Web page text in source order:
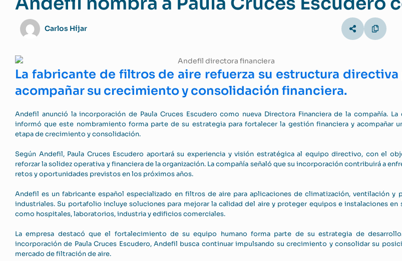
Carlos Híjar
La fabricante de filtros de aire refuerza su estructura directiva
acompañar su crecimiento y consolidación financiera.
Andefil anunció la incorporación de Paula Cruces Escudero como nueva Directora Financiera de la compañía. La
informó que este nombramiento forma parte de su estrategia para fortalecer la gestión financiera y acompañar
etapa de crecimiento y consolidación.
Según Andefil, Paula Cruces Escudero aportará su experiencia y visión estratégica al equipo directivo, con el
reforzar la solidez operativa y financiera de la organización. La compañía señaló que su incorporación contribuirá a
retos y oportunidades previstos en los próximos años.
Andefil es un fabricante español especializado en filtros de aire para aplicaciones de climatización, ventilación y
industriales. Su portafolio incluye soluciones para mejorar la calidad del aire y proteger equipos e instalaciones en
como hospitales, laboratorios, industria y edificios comerciales.
La empresa destacó que el fortalecimiento de su equipo humano forma parte de su estrategia de
incorporación de Paula Cruces Escudero, Andefil busca continuar impulsando su crecimiento y consolidar su
mercado de filtración de aire.